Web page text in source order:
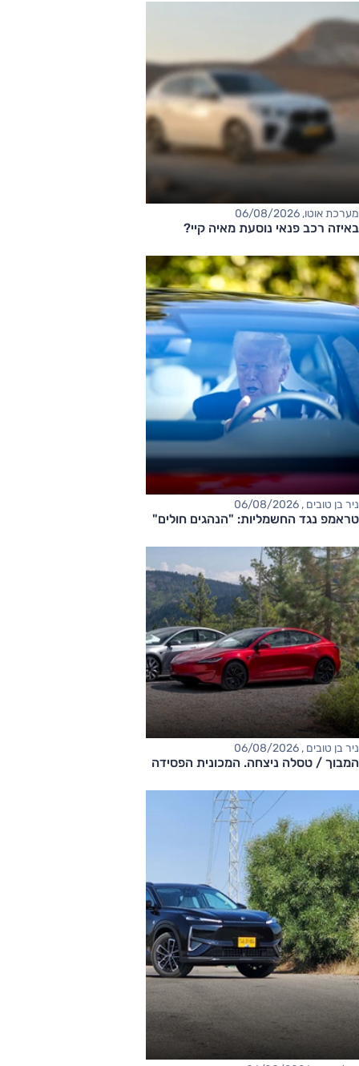
מערכת אוטו, 06/08/2026
באיזה רכב פנאי נוסעת מאיה קיי?
ניר בן טובים , 06/08/2026
טראמפ נגד החשמליות: "הנהגים חולים"
ניר בן טובים , 06/08/2026
המבוך / טסלה ניצחה. המכונית הפסידה